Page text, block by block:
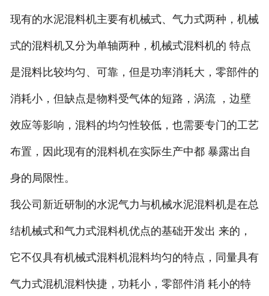
现有的水泥混料机主要有机械式、气力式两种，机械
式的混料机又分为单轴两种，机械式混料机的 特点
是混料比较均匀、可靠，但是功率消耗大，零部件的
消耗小，但缺点是物料受气体的短路，涡流 ，边壁
效应等影响，混料的均匀性较低，也需要专门的工艺
布置，因此现有的混料机在实际生产中都 暴露出自
身的局限性。
我公司新近研制的水泥气力与机械水泥混料机是在总
结机械式和气力式混料机优点的基础开发出 来的，
它不仅具有机械式混料机混料均匀的特点，同量具有
气力式混机混料快捷，功耗小，零部件消 耗小的特